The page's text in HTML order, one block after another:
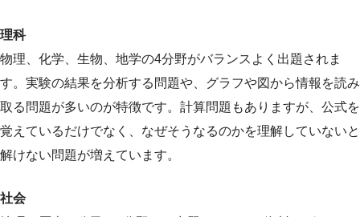
理科
物理、化学、生物、地学の4分野がバランスよく出題されま
す。実験の結果を分析する問題や、グラフや図から情報を読み
取る問題が多いのが特徴です。計算問題もありますが、公式を
覚えているだけでなく、なぜそうなるのかを理解していないと
解けない問題が増えています。
社会